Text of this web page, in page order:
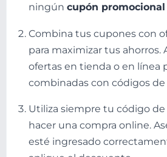
ningún cupón promocional
Combina tus cupones con
para maximizar tus ahorros.
ofertas en tienda o en línea
combinadas con códigos
Utiliza siempre tu código
hacer una compra online.
esté ingresado